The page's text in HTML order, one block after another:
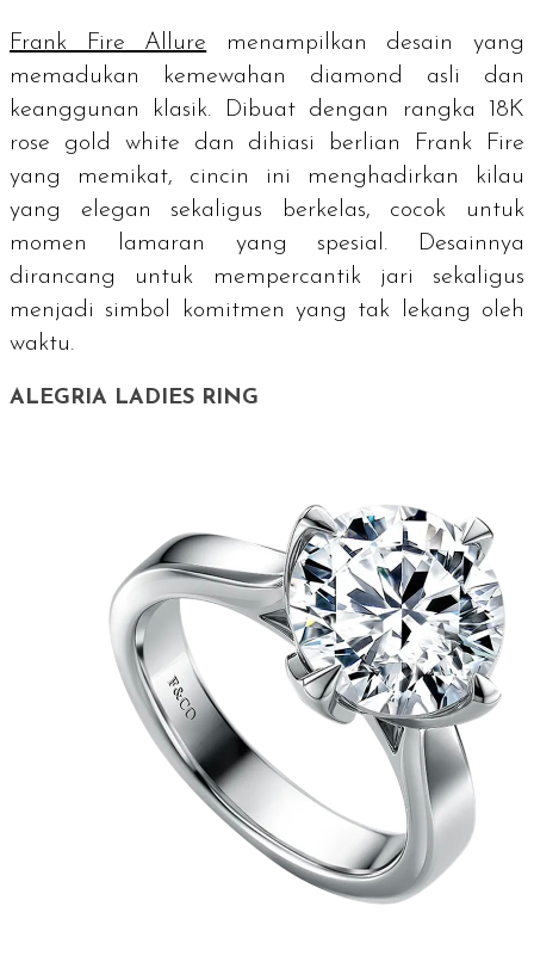
Frank Fire Allure menampilkan desain yang
memadukan kemewahan diamond
asli dan
keanggunan klasik. Dibuat dengan rangka 18K
rose gold white dan dihiasi berlian Frank Fire
yang memikat, cincin ini menghadirkan kilau
yang elegan sekaligus berkelas, cocok untuk
momen lamaran yang spesial. Desainnya
dirancang untuk mempercantik jari sekaligus
menjadi simbol komitmen yang tak lekang oleh
waktu.
ALEGRIA LADIES RING